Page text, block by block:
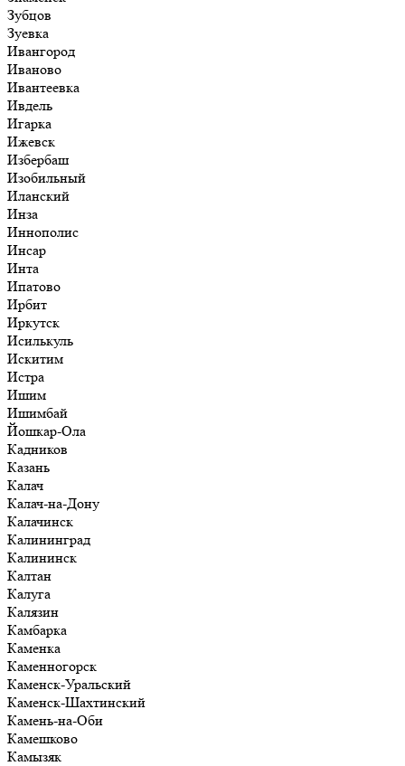
Зубцов
Зуевка
Ивангород
Иваново
Ивантеевка
Ивдель
Игарка
Ижевск
Избербаш
Изобильный
Иланский
Инза
Иннополис
Инсар
Инта
Ипатово
Ирбит
Иркутск
Исилькуль
Искитим
Истра
Ишим
Ишимбай
Йошкар-Ола
Кадников
Казань
Калач
Калач-на-Дону
Калачинск
Калининград
Калининск
Калтан
Калуга
Калязин
Камбарка
Каменка
Каменногорск
Каменск-Уральский
Каменск-Шахтинский
Камень-на-Оби
Камешково
Камызяк